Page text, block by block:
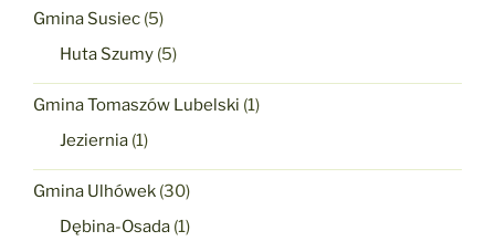
Gmina Susiec (5)
Huta Szumy (5)
Gmina Tomaszów Lubelski (1)
Jeziernia (1)
Gmina Ulhówek (30)
Dębina-Osada (1)